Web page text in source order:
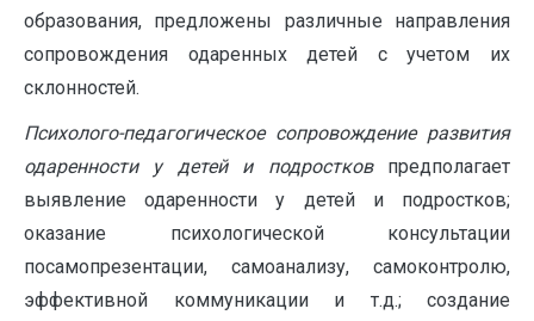
образования, предложены различные направления
сопровождения одаренных детей с учетом их
склонностей.
Психолого-педагогическое сопровождение развития
одаренности у детей и подростковпредполагает
выявление одаренности у детей и подростков;
оказание психологической консультации
посамопрезентации, самоанализу, самоконтролю,
эффективной коммуникации и т.д.; создание